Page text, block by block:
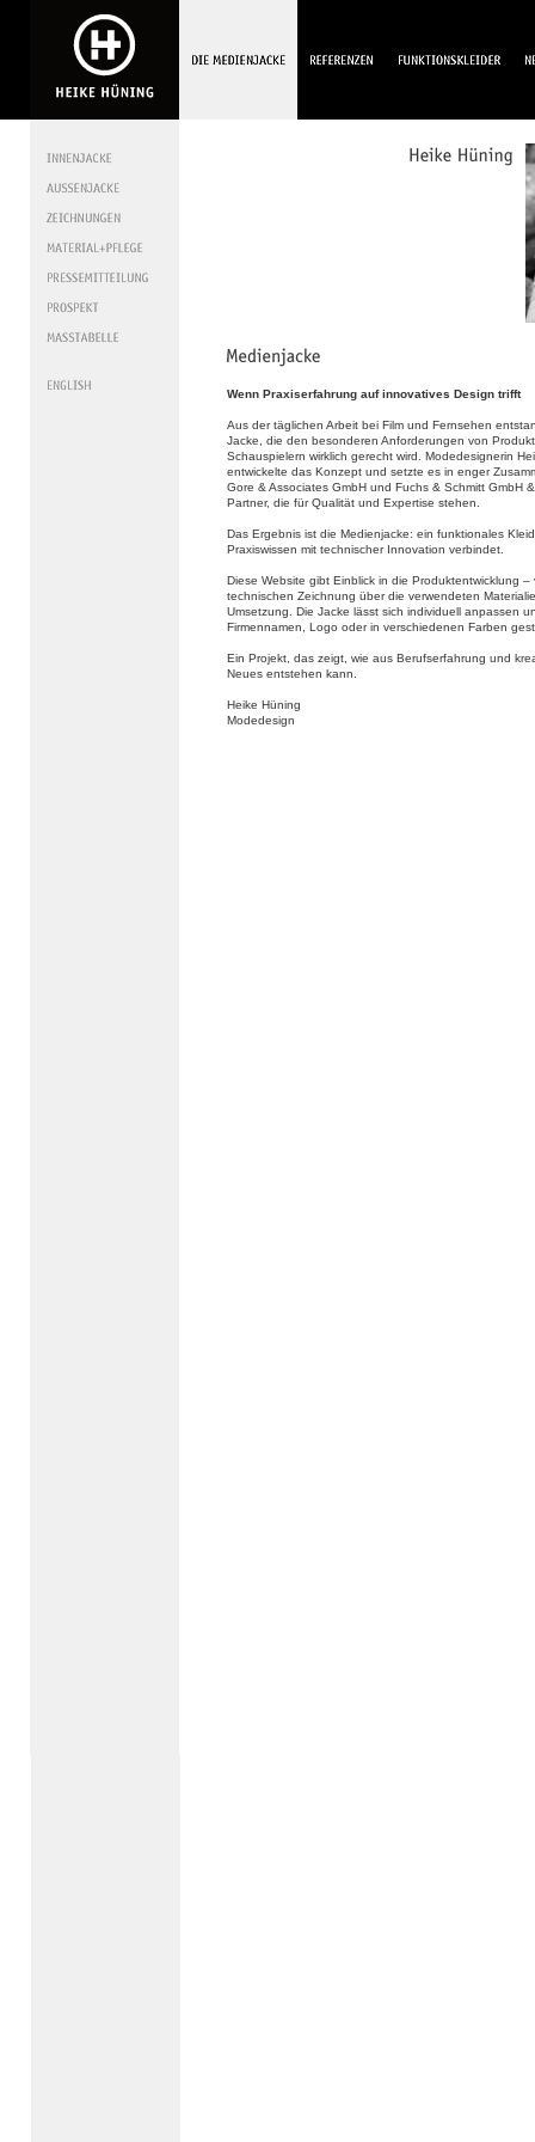
Wenn Praxiserfahrung auf innovatives Design trifft
Aus der täglichen Arbeit bei Film und Fernsehen
Jacke, die den besonderen Anforderungen von
Schauspielern wirklich gerecht wird. Modedesignerin
entwickelte das Konzept und setzte es in enger
Gore & Associates GmbH und Fuchs & Schmitt GmbH
Partner, die für Qualität und Expertise stehen.
Das Ergebnis ist die Medienjacke: ein funktionales
Praxiswissen mit technischer Innovation verbindet.
Diese Website gibt Einblick in die Produktentwicklung –
technischen Zeichnung über die verwendeten
Umsetzung. Die Jacke lässt sich individuell anpassen
Firmennamen, Logo oder in verschiedenen Farben
Ein Projekt, das zeigt, wie aus Berufserfahrung und
Neues entstehen kann.
Heike Hüning
Modedesign